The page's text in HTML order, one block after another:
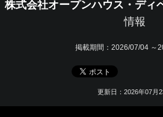
株式会社オープンハウス・ディ
情報
掲載期間： 2026/07/04 ～
更新日：2026年07月